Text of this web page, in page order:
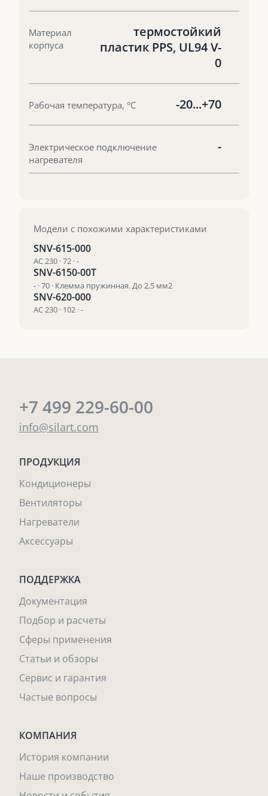
Материал
корпуса
термостойкий
пластик PPS, UL94 V-
0
Рабочая температура, °С -20...+70
Электрическое подключение
нагревателя
-
Модели с похожими характеристиками
SNV-615-000
AC 230 · 72 · -
SNV-6150-00T
- · 70 · Клемма пружинная. До 2,5 мм2
SNV-620-000
AC 230 · 102 · -
+7 499 229-60-00
info@silart.com
ПРОДУКЦИЯ
Кондиционеры
Вентиляторы
Нагреватели
Аксессуары
ПОДДЕРЖКА
Документация
Подбор и расчеты
Сферы применения
Статьи и обзоры
Сервис и гарантия
Частые вопросы
КОМПАНИЯ
История компании
Наше производство